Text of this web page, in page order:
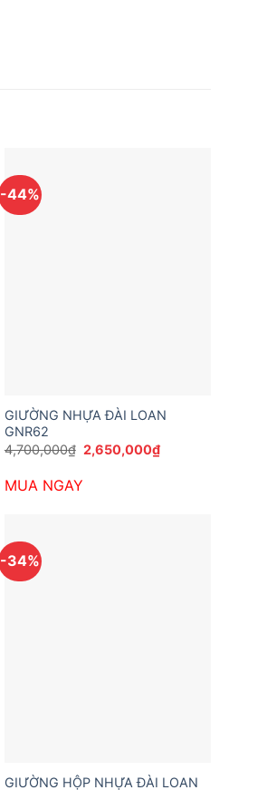
-44%
GIƯỜNG NHỰA ĐÀI LOAN
GNR62
4,700,000₫ Giá
gốc
2,650,000₫Giá
MUA NGAY
-34%
GIƯỜNG HỘP NHỰA ĐÀI LOAN